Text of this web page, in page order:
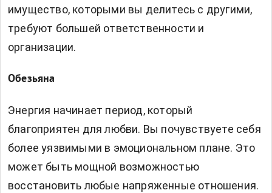
имущество, которыми вы делитесь с другими,
требуют большей ответственности и
организации.
Обезьяна
Энергия начинает период, который
благоприятен для любви. Вы почувствуете себя
более уязвимыми в эмоциональном плане. Это
может быть мощной возможностью
восстановить любые напряженные отношения.